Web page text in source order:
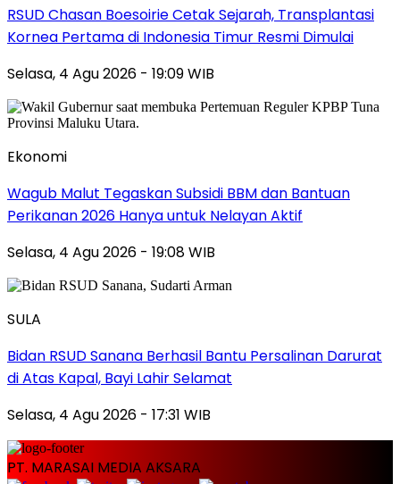
RSUD Chasan Boesoirie Cetak Sejarah, Transplantasi
Kornea Pertama di Indonesia Timur Resmi Dimulai
Selasa, 4 Agu 2026 - 19:09 WIB
Ekonomi
Wagub Malut Tegaskan Subsidi BBM dan Bantuan
Perikanan 2026 Hanya untuk Nelayan Aktif
Selasa, 4 Agu 2026 - 19:08 WIB
SULA
Bidan RSUD Sanana Berhasil Bantu Persalinan Darurat
di Atas Kapal, Bayi Lahir Selamat
Selasa, 4 Agu 2026 - 17:31 WIB
PT. MARASAI MEDIA AKSARA